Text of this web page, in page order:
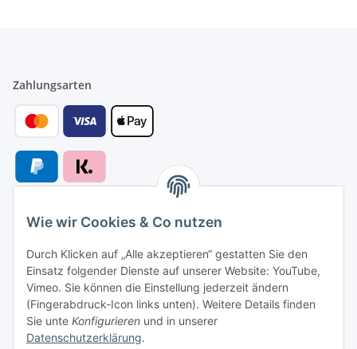
Zahlungsarten
Versandarten
Versand nach
Wie wir Cookies & Co nutzen
Durch Klicken auf „Alle akzeptieren“ gestatten Sie den
Einsatz folgender Dienste auf unserer Website: YouTube,
Vimeo. Sie können die Einstellung jederzeit ändern
(Fingerabdruck-Icon links unten). Weitere Details finden
Sie unte Konfigurieren und in unserer
Datenschutzerklärung.